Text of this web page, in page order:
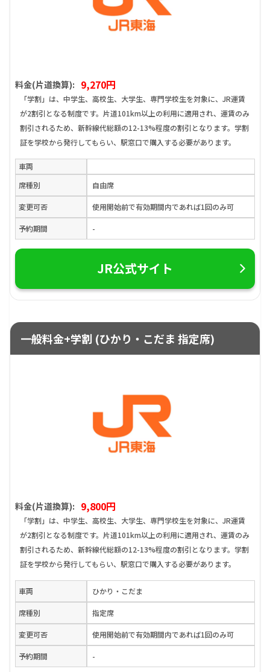
料金(片道換算): 9,270円
「学割」は、中学生、高校生、大学生、専門学校生を対象に、JR運賃
が2割引となる制度です。片道101km以上の利用に適用され、運賃のみ
割引されるため、新幹線代総額の12-13%程度の割引となります。学割
証を学校から発行してもらい、駅窓口で購入する必要があります。
車両
席種別
自由席
変更可否 使用開始前で有効期間内であれば1回のみ可
予約期間 -
JR公式サイト
一般料金+学割 (ひかり・こだま 指定席)
料金(片道換算): 9,800円
「学割」は、中学生、高校生、大学生、専門学校生を対象に、JR運賃
が2割引となる制度です。片道101km以上の利用に適用され、運賃のみ
割引されるため、新幹線代総額の12-13%程度の割引となります。学割
証を学校から発行してもらい、駅窓口で購入する必要があります。
車両 ひかり・こだま
席種別 指定席
変更可否 使用開始前で有効期間内であれば1回のみ可
予約期間 -